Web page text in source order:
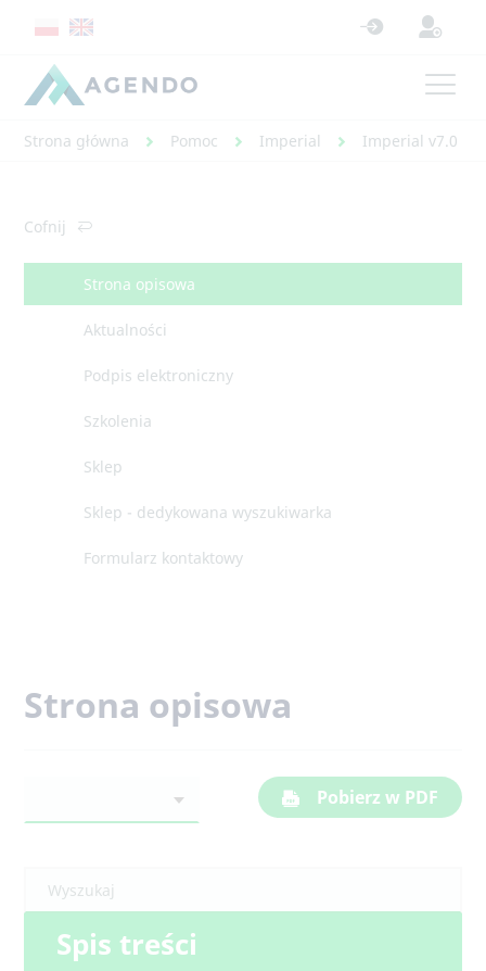
Strona główna Pomoc Imperial Imperial v7.0 -
Cofnij
Strona opisowa
Aktualności
Podpis elektroniczny
Szkolenia
Sklep
Sklep - dedykowana wyszukiwarka
Formularz kontaktowy
Strona opisowa
Pobierz w PDF
Spis treści